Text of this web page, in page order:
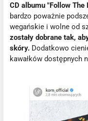
CD albumu "Follow The
bardzo poważnie
wegańskie i wolne od
zostały dobrane tak,
skóry. Dodatkowo
kawałków dostępnych